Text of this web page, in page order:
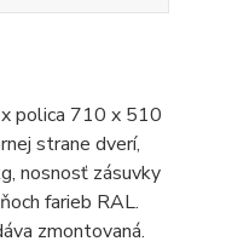
polica 710 x 510
strane dverí,
nosnosť zásuvky
farieb RAL.
zmontovaná.